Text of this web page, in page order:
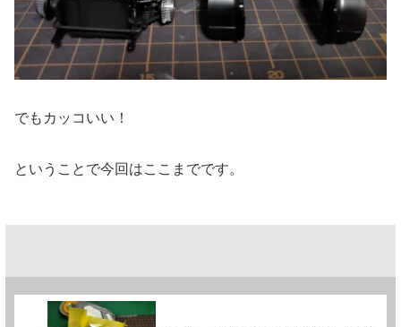
でもカッコいい！
ということで今回はここまでです。